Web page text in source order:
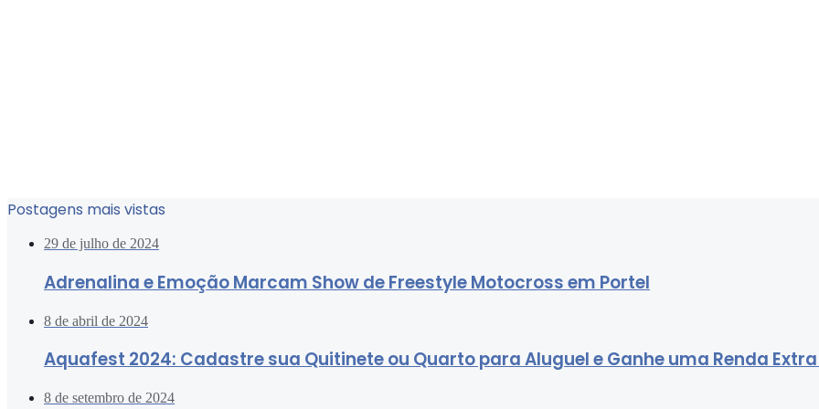
Postagens mais vistas
29 de julho de 2024
Adrenalina e Emoção Marcam Show de Freestyle Motocross em Portel
8 de abril de 2024
Aquafest 2024: Cadastre sua Quitinete ou Quarto para Aluguel e Ganhe uma Renda
8 de setembro de 2024